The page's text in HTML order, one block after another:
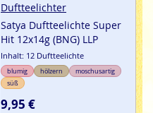
Duftteelichter
Satya Duftteelichte Super
Hit 12x14g (BNG) LLP
Inhalt: 12 Duftteelichte
blumig hölzern
moschusartig
süß
9,95 €